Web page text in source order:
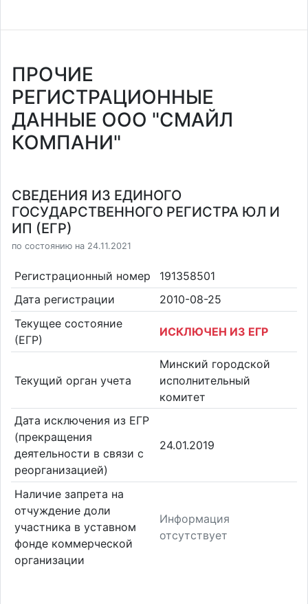
ПРОЧИЕ
РЕГИСТРАЦИОННЫЕ
ДАННЫЕ ООО "СМАЙЛ
КОМПАНИ"
СВЕДЕНИЯ ИЗ ЕДИНОГО
ГОСУДАРСТВЕННОГО РЕГИСТРА ЮЛ И
ИП (ЕГР)
по состоянию на 24.11.2021
Регистрационный номер
191358501
Дата регистрации
2010-08-25
Текущее состояние
(ЕГР)
ИСКЛЮЧЕН ИЗ ЕГР
Текущий орган учета
Минский городской
исполнительный
комитет
Дата исключения из ЕГР
(прекращения
деятельности в связи с
реорганизацией)
24.01.2019
Наличие запрета на
отчуждение доли
участника в уставном
фонде коммерческой
организации
Информация
отсутствует